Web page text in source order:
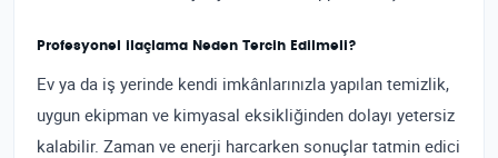
Profesyonel ilaçlama Neden Tercih Edilmeli?
Ev ya da iş yerinde kendi imkânlarınızla yapılan temizlik,
uygun ekipman ve kimyasal eksikliğinden dolayı yetersiz
kalabilir. Zaman ve enerji harcarken sonuçlar tatmin edici